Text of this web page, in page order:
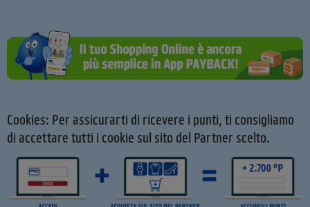
Cookies: Per assicurarti di ricevere i punti, ti consigliamo
di accettare tutti i cookie sul sito del Partner scelto.